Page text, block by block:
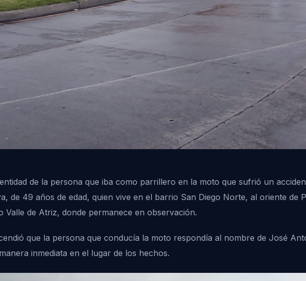
de la persona que iba como parrillero en la moto que sufrió un
de 49 años de edad, quien vive en el barrio San Diego Norte, al oriente de
Valle de Atriz, donde permanece en observación.
que la persona que conducía la moto respondía al nombre de José
inmediata en el lugar de los hechos.